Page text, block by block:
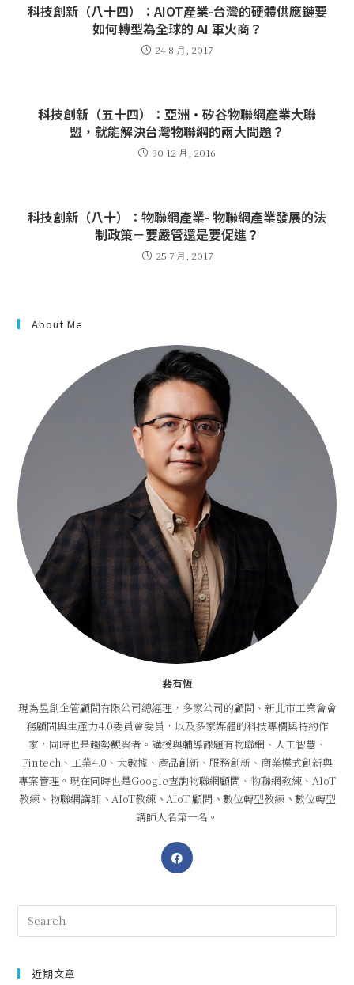
科技創新（八十四）：AIOT產業-台灣的硬體供應鏈要
如何轉型為全球的 AI 軍火商？
24 8 月, 2017
科技創新（五十四）：亞洲·矽谷物聯網產業大聯
盟，就能解決台灣物聯網的兩大問題？
30 12 月, 2016
科技創新（八十）：物聯網產業- 物聯網產業發展的法
制政策－要嚴管還是要促進？
25 7 月, 2017
About Me
裴有恆
現為昱創企管顧問有限公司總經理，多家公司的顧問、新北市工業會會
務顧問與生產力4.0委員會委員，以及多家媒體的科技專欄與特約作
家，同時也是趨勢觀察者。講授與輔導課題有物聯網、人工智慧、
Fintech、工業4.0、大數據、產品創新、服務創新、商業模式創新與
專案管理。現在同時也是Google查詢物聯網顧問、物聯網教練、AIoT
教練、物聯網講師丶AIoT教練丶AIoT 顧問丶數位轉型教練丶數位轉型
講師人名第一名。
近期文章